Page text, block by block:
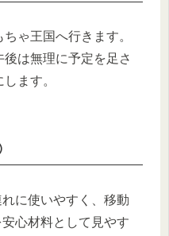
ゃ王国へ行きます。
は無理に予定を足さ
ます。
に使いやすく、移動
心材料として見やす